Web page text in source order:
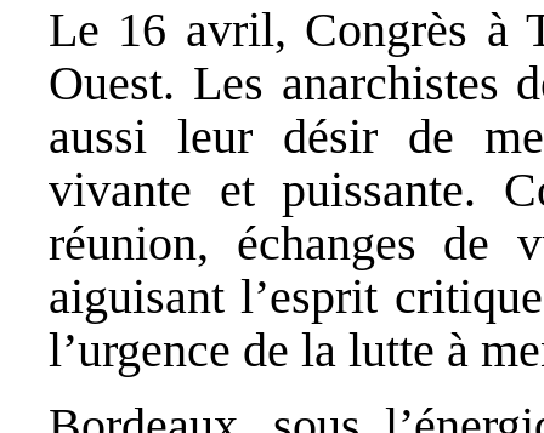
Le 16 avril, Congrès à
Ouest. Les anarchistes
aussi leur désir de
vivante et puissante.
réunion, échanges de
aiguisant l’esprit
l’urgence de la lutte à